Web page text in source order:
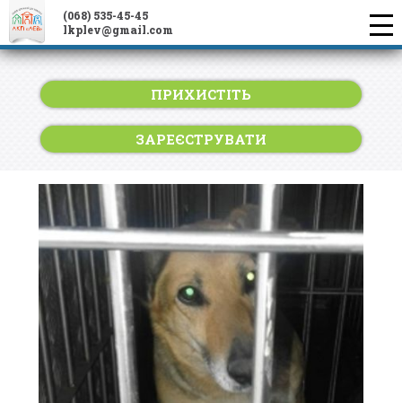
(068) 535-45-45
lkplev@gmail.com
ПРИХИСТІТЬ
ЗАРЕЄСТРУВАТИ